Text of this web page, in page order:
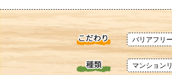
バリアフリー
マンション